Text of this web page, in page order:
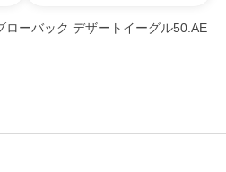
ーバック デザートイーグル50.AE